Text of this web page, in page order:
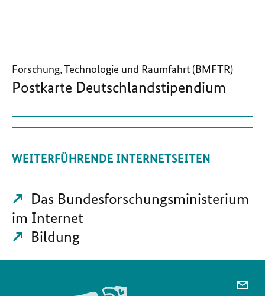
Forschung, Technologie und Raumfahrt (BMFTR)
Postkarte Deutschlandstipendium
WEITERFÜHRENDE INTERNETSEITEN
Das Bundesforschungsministerium
im Internet
Bildung